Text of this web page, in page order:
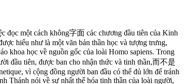
đọc một cách không字面 các chương đầu tiên của Kinh
hiểu như là một văn bản thần học và tượng trưng,
khoa học về nguồn gốc của loài Homo sapiens. Trong
đầu tiên, được ban cho nhận thức và tinh thần,而不是
vì cộng đồng người ban đầu có thể đủ lớn để tránh
Thánh nói về sự nhất thể hóa tinh thần của loài người,